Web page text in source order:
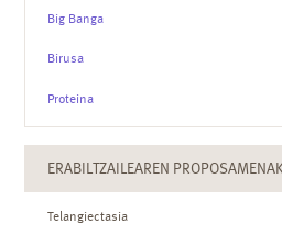
Big Banga
Birusa
Proteina
ERABILTZAILEAREN
Telangiectasia